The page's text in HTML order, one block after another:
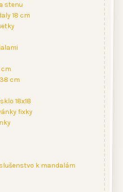
stenu
18 cm
cm
cm
18x18
fixky
k mandalám